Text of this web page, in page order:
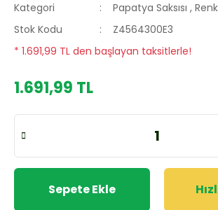
Kategori Papatya Saksısı ,
Stok Kodu
Z4564300E3
* 1.691,99 TL den başlayan taksitlerle!
1.691,99 TL
Sepete Ekle